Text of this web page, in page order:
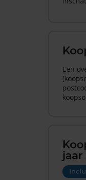
Een